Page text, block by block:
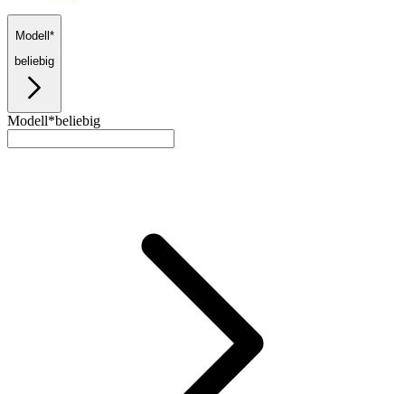
Modell*
beliebig
Modell*beliebig